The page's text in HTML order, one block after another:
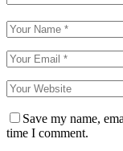
Save my name,
time I comment.